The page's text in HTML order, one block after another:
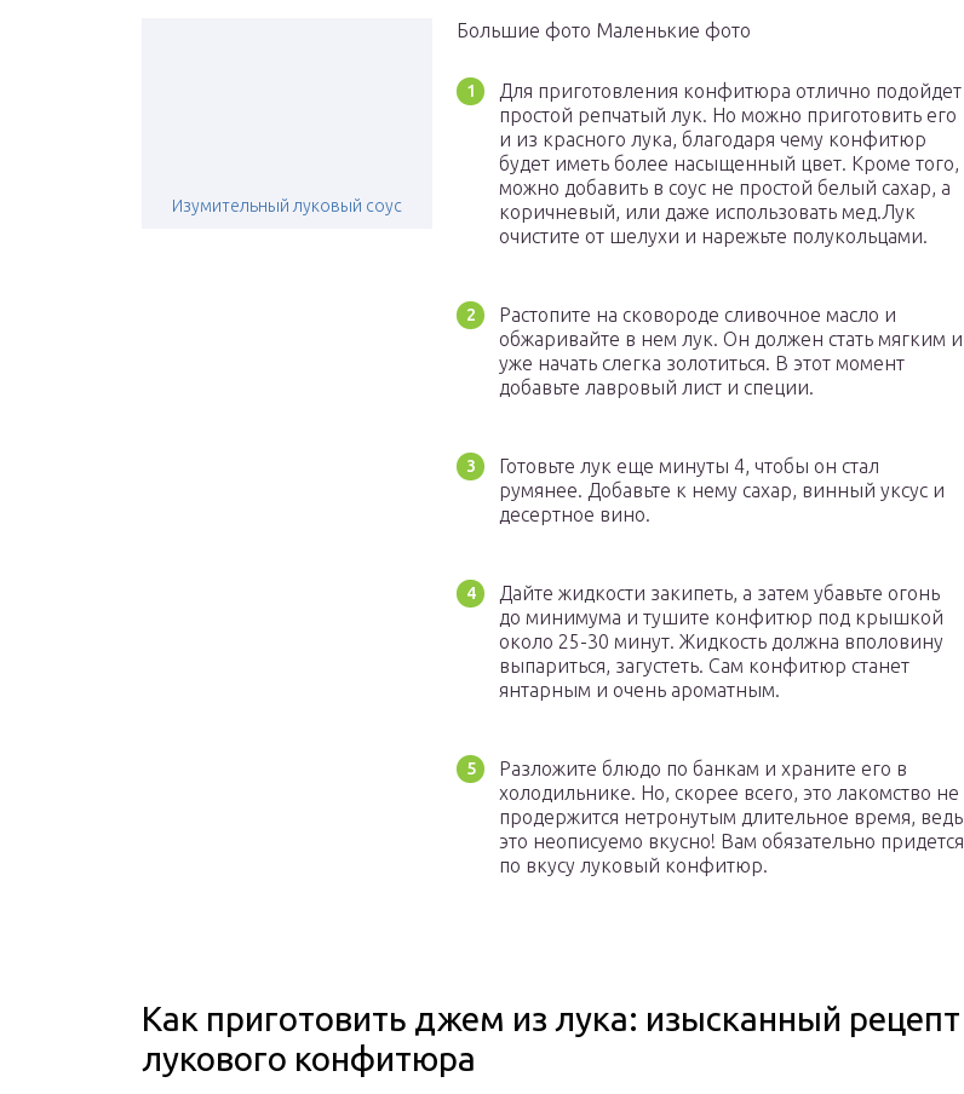
Изумительный луковый соус
Большие фото Маленькие фото
Для приготовления конфитюра отлично подойдет
простой репчатый лук. Но можно приготовить его
и из красного лука, благодаря чему конфитюр
будет иметь более насыщенный цвет. Кроме того,
можно добавить в соус не простой белый сахар, а
коричневый, или даже использовать мед.Лук
очистите от шелухи и нарежьте полукольцами.
Растопите на сковороде сливочное масло и
обжаривайте в нем лук. Он должен стать мягким и
уже начать слегка золотиться. В этот момент
добавьте лавровый лист и специи.
Готовьте лук еще минуты 4, чтобы он стал
румянее. Добавьте к нему сахар, винный уксус и
десертное вино.
Дайте жидкости закипеть, а затем убавьте огонь
до минимума и тушите конфитюр под крышкой
около 25-30 минут. Жидкость должна вполовину
выпариться, загустеть. Сам конфитюр станет
янтарным и очень ароматным.
Разложите блюдо по банкам и храните его в
холодильнике. Но, скорее всего, это лакомство не
продержится нетронутым длительное время, ведь
это неописуемо вкусно! Вам обязательно придется
по вкусу луковый конфитюр.
Как приготовить джем из лука: изысканный рецепт
лукового конфитюра